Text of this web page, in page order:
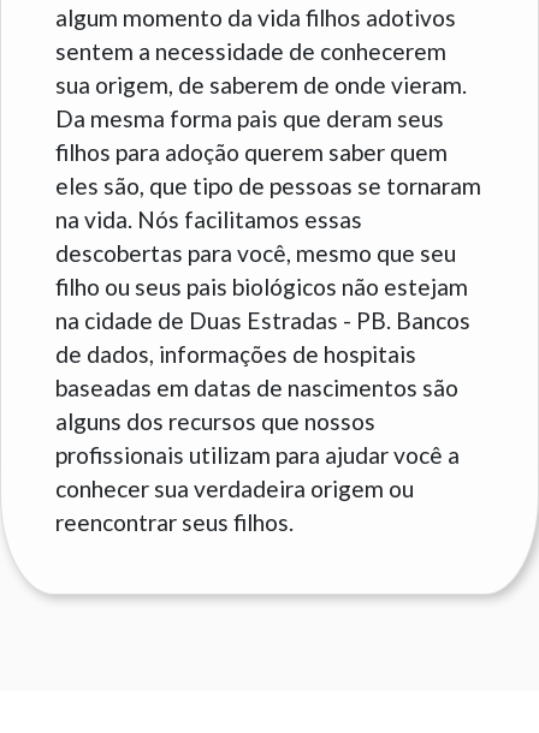
algum momento da vida filhos adotivos
sentem a necessidade de conhecerem
sua origem, de saberem de onde vieram.
Da mesma forma pais que deram seus
filhos para adoção querem saber quem
eles são, que tipo de pessoas se tornaram
na vida. Nós facilitamos essas
descobertas para você, mesmo que seu
filho ou seus pais biológicos não estejam
na cidade de Duas Estradas - PB. Bancos
de dados, informações de hospitais
baseadas em datas de nascimentos são
alguns dos recursos que nossos
profissionais utilizam para ajudar você a
conhecer sua verdadeira origem ou
reencontrar seus filhos.